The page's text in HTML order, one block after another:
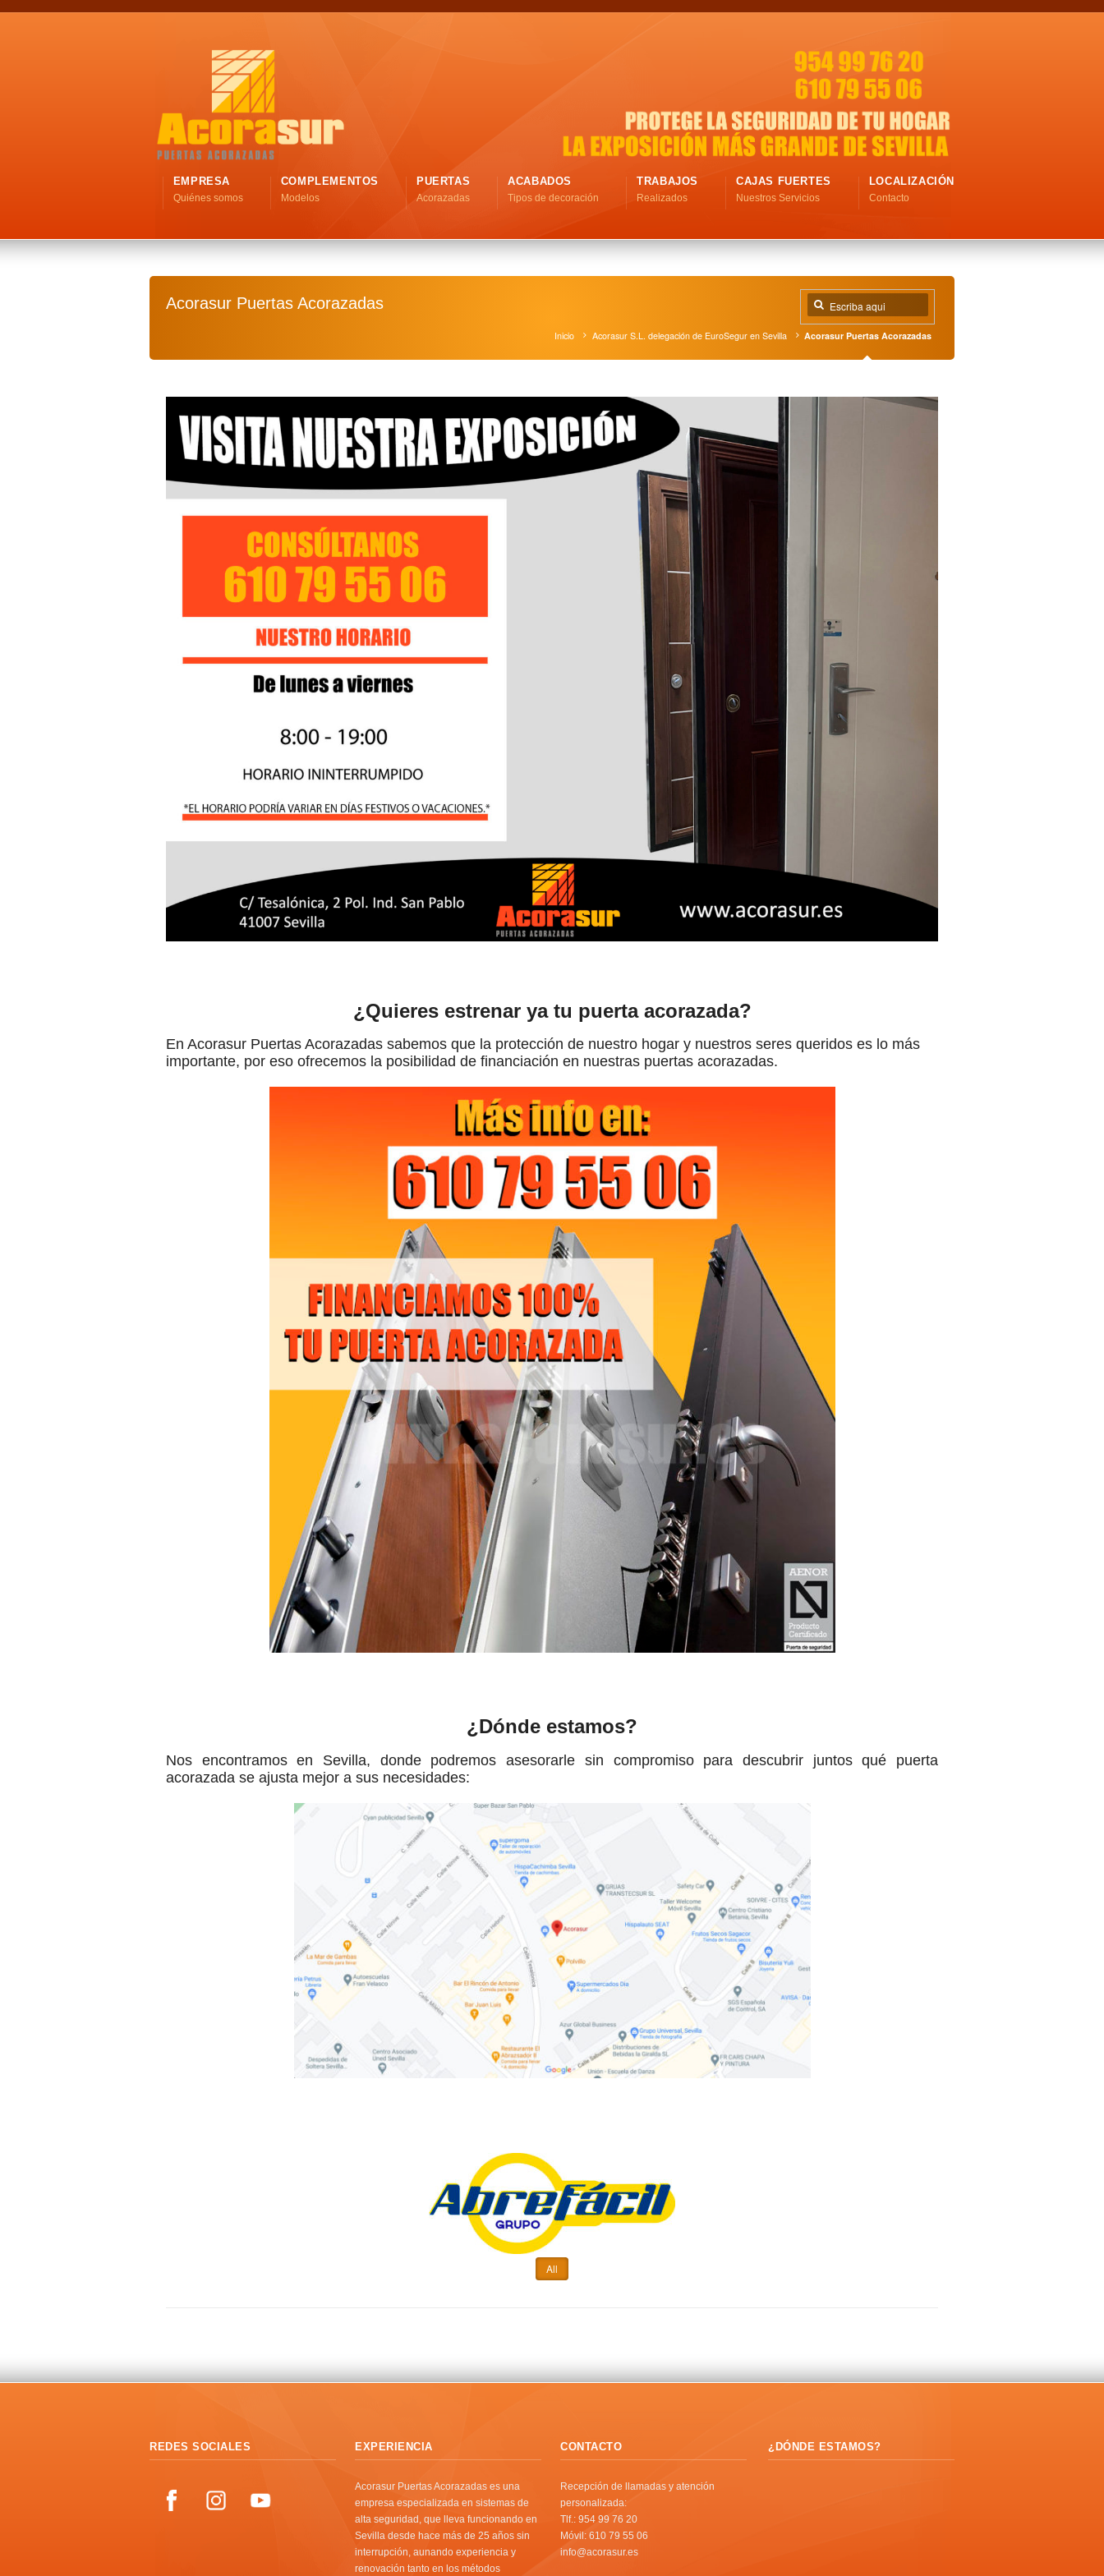
EMPRESA
Quiénes somos
COMPLEMENTOS
Modelos
PUERTAS
Acorazadas
ACABADOS
Tipos de decoración
TRABAJOS
Realizados
CAJAS FUERTES
Nuestros Servicios
LOCALIZACIÓN
Contacto
Acorasur Puertas Acorazadas
Inicio Acorasur S.L. delegación de EuroSegur en Sevilla Acorasur Puertas Acorazadas
¿Quieres estrenar ya tu puerta acorazada?
En Acorasur Puertas Acorazadas sabemos que la protección de nuestro hogar y nuestros seres queridos es lo más
importante, por eso ofrecemos la posibilidad de financiación en nuestras puertas acorazadas.
¿Dónde estamos?
Nos encontramos en Sevilla, donde podremos asesorarle sin compromiso para descubrir juntos qué puerta
acorazada se ajusta mejor a sus necesidades:
All
REDES SOCIALES EXPERIENCIA
Acorasur Puertas Acorazadas es una
empresa especializada en sistemas de
alta seguridad, que lleva funcionando en
Sevilla desde hace más de 25 años sin
interrupción, aunando experiencia y
renovación tanto en los métodos
CONTACTO
Recepción de llamadas y atención
personalizada:
Tlf.: 954 99 76 20
Móvil: 610 79 55 06
info@acorasur.es
¿DÓNDE ESTAMOS?